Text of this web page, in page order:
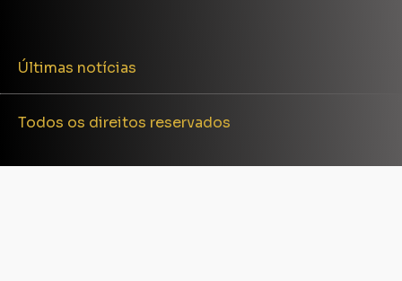
Últimas notícias
Todos os direitos reservados